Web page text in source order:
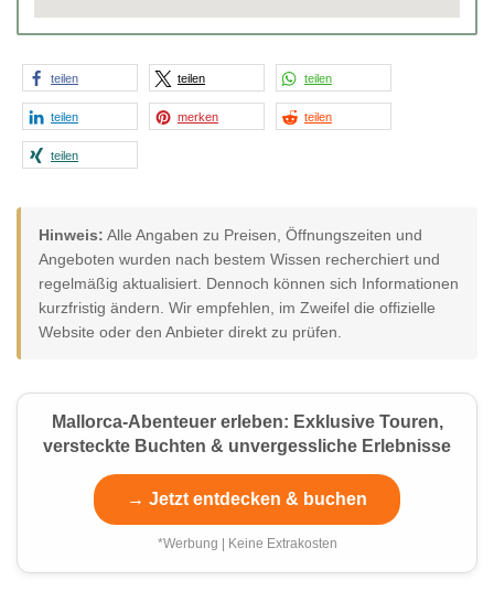
teilen teilen teilen
teilen merken teilen
teilen
Hinweis: Alle Angaben zu Preisen, Öffnungszeiten und
Angeboten wurden nach bestem Wissen recherchiert und
regelmäßig aktualisiert. Dennoch können sich Informationen
kurzfristig ändern. Wir empfehlen, im Zweifel die offizielle
Website oder den Anbieter direkt zu prüfen.
Mallorca-Abenteuer erleben: Exklusive Touren,
versteckte Buchten & unvergessliche Erlebnisse
→ Jetzt entdecken & buchen
*Werbung | Keine Extrakosten